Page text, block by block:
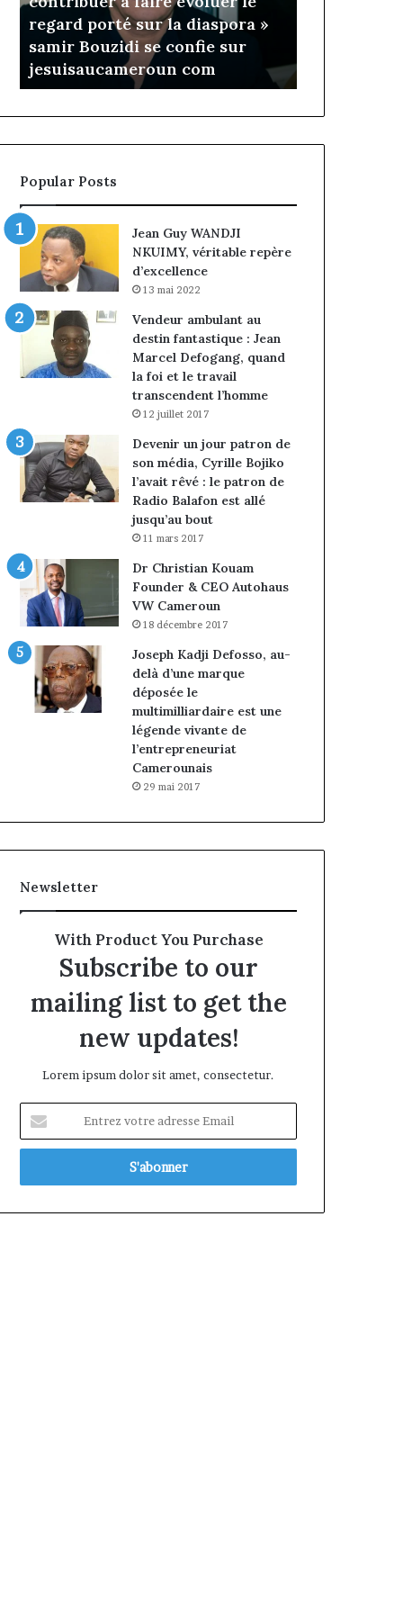
évoluer
regard
porté
sur
samir
se
confie
sur
jesuisaucameroun
com
regard porté sur la diaspora »
samir Bouzidi se confie sur
jesuisaucameroun com
du
conseil,
Pondi
président
Popular Posts
Jean Guy WANDJI
NKUIMY, véritable repère
d’excellence
13 mai 2022
Vendeur ambulant au
destin fantastique : Jean
Marcel Defogang, quand
la foi et le travail
transcendent l’homme
12 juillet 2017
Devenir un jour patron de
son média, Cyrille Bojiko
l’avait rêvé : le patron de
Radio Balafon est allé
jusqu’au bout
11 mars 2017
Dr Christian Kouam
Founder & CEO Autohaus
VW Cameroun
18 décembre 2017
Joseph Kadji Defosso, au-
delà d’une marque
déposée le
multimilliardaire est une
légende vivante de
l’entrepreneuriat
Camerounais
29 mai 2017
Newsletter
With Product You Purchase
Subscribe to our
mailing list to get the
new updates!
Lorem ipsum dolor sit amet, consectetur.
votre
adresse